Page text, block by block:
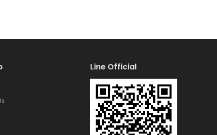
Line Official